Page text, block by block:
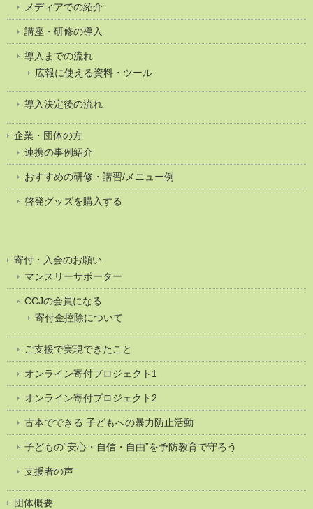
メディアでの紹介
講座・研修の導入
導入までの流れ
広報に使える資料・ツール
導入決定後の流れ
企業・団体の方
連携の事例紹介
おすすめの研修・講習/メニュー例
啓発グッズを購入する
寄付・入会のお願い
マンスリーサポーター
CCJの会員になる
寄付金控除について
ご支援で実現できたこと
オンライン寄付プロジェクト1
オンライン寄付プロジェクト2
古本でできる 子どもへの暴力防止活動
子どもの“安心・自信・自由”を予防教育で守ろう
支援者の声
団体概要